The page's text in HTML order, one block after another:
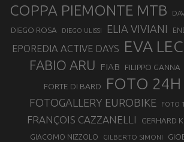
COPPA PIEMONTE MTB
DIEGO ROSA DIEGO ULISSI ELIA VIVIANI
EPOREDIA ACTIVE DAYS EVA
FABIO ARU FIAB FILIPPO GANNA
FORTE DI BARD FOTO 24H
FOTOGALLERY EUROBIKE FOTO
FRANÇOIS CAZZANELLI GERHARD
GIACOMO NIZZOLO GILBERTO SIMONI